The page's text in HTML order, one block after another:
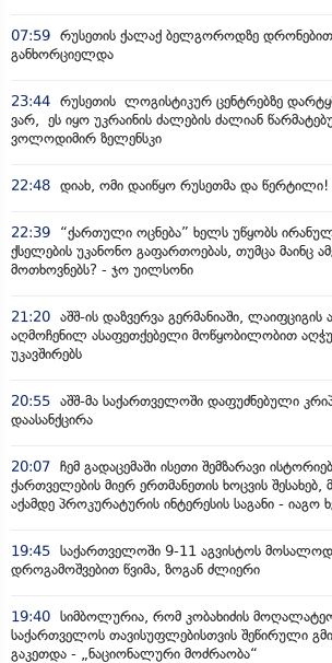
07:59 რუსეთის ქალაქ ბელგოროდზე დრონებით
განხორციელდა
23:44 რუსეთის ლოგისტიკურ ცენტრებზე
ვარ, ეს იყო უკრაინის ძალების ძალიან
ვოლოდიმირ ზელენსკი
22:48 დიახ, ომი დაიწყო რუსეთმა და წერტილი! -
22:39
“ქართული ოცნება” ხელს უწყობს
ქსელების უკანონო გაფართოებას, თუმცა მაინც
მოთხოვნებს? - ჯო უილსონი
21:20 აშშ-ის დაზვერვა გერმანიაში,
აღმოჩენილ ასაფეთქებელი მოწყობილობით
უკავშირებს
20:55 აშშ-მა საქართველოში დაფუძნებული
დაასანქცირა
20:07 ჩემ გადაცემაში ისეთი შემზარავი
ქართველების მიერ ერთმანეთის ხოცვის
აქამდე პროკურატურის ინტერესის საგანი - იაგო
19:45 საქართველოში 9-11 აგვისტოს
დროგამოშვებით წვიმა, ზოგან ძლიერი
19:40 სიმბოლურია, რომ კობახიძის
საქართველოს თავისუფლებისთვის შეწირული
გაკეთდა - „ნაციონალური მოძრაობა“